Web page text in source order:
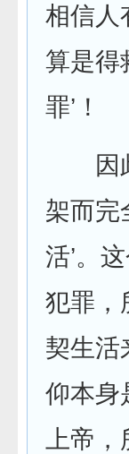
相信人
算是得
罪’！
因此
架而完
活’。
犯罪，
契生活
仰本身
上帝